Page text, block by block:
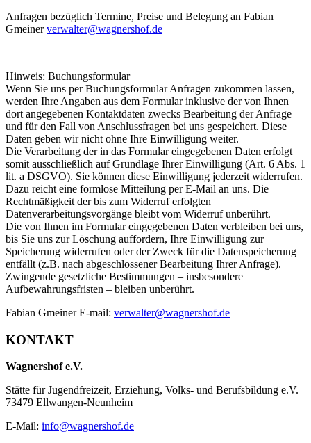
Anfragen bezüglich Termine, Preise und Belegung an Fabian
Gmeinerverwalter@wagnershof.de
Hinweis: Buchungsformular
Wenn Sie uns per Buchungsformular Anfragen zukommen lassen,
werden Ihre Angaben aus dem Formular inklusive der von Ihnen
dort angegebenen Kontaktdaten zwecks Bearbeitung der Anfrage
und für den Fall von Anschlussfragen bei uns gespeichert. Diese
Daten geben wir nicht ohne Ihre Einwilligung weiter.
Die Verarbeitung der in das Formular eingegebenen Daten erfolgt
somit ausschließlich auf Grundlage Ihrer Einwilligung (Art. 6 Abs. 1
lit. a DSGVO). Sie können diese Einwilligung jederzeit widerrufen.
Dazu reicht eine formlose Mitteilung per E-Mail an uns. Die
Rechtmäßigkeit der bis zum Widerruf erfolgten
Datenverarbeitungsvorgänge bleibt vom Widerruf unberührt.
Die von Ihnen im Formular eingegebenen Daten verbleiben bei uns,
bis Sie uns zur Löschung auffordern, Ihre Einwilligung zur
Speicherung widerrufen oder der Zweck für die Datenspeicherung
entfällt (z.B. nach abgeschlossener Bearbeitung Ihrer Anfrage).
Zwingende gesetzliche Bestimmungen – insbesondere
Aufbewahrungsfristen – bleiben unberührt.
Fabian Gmeiner E-mail: verwalter@wagnershof.de
KONTAKT
Wagnershof e.V.
Stätte für Jugendfreizeit, Erziehung, Volks- und Berufsbildung e.V.
73479 Ellwangen-Neunheim
E-Mail: info@wagnershof.de